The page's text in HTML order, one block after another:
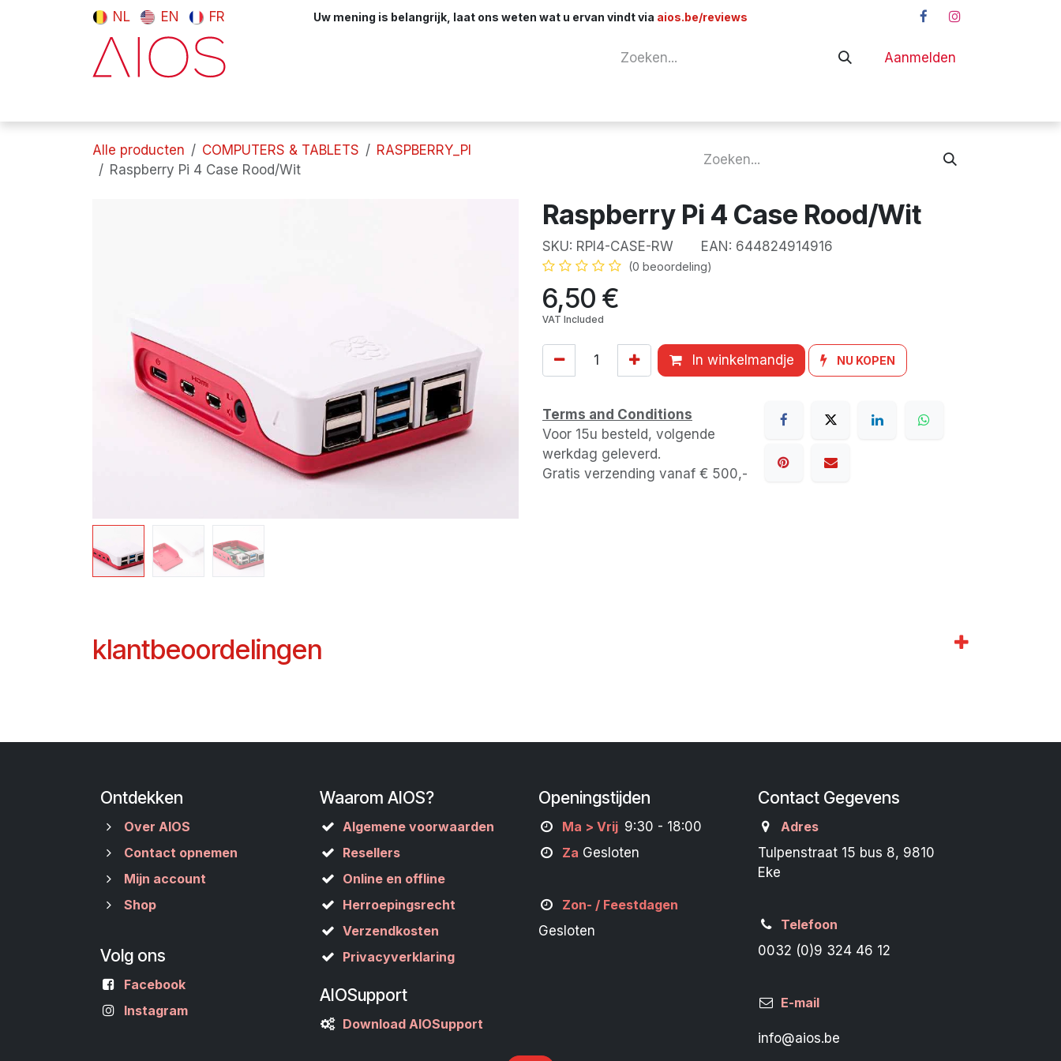
Overslaan naar inhoud
NL EN FR Uw mening is belangrijk, laat ons weten wat u ervan vindt via aios.be/reviews
Aanmelden
Alle producten COMPUTERS & TABLETS
RASPBERRY_PI
Raspberry Pi 4 Case Rood/Wit
Raspberry Pi 4 Case Rood/Wit
SKU: RPI4-CASE-RW EAN: 644824914916
(0 beoordeling)
6,50 €
VAT Included
In winkelmandje NU KOPEN
Terms and Conditions
Voor 15u besteld, volgende
werkdag geleverd.
Gratis verzending vanaf € 500,-
klantbeoordelingen
Ontdekken
Over AIOS
Contact opnemen
Mijn account
Shop
Waarom AIOS?
Algemene voorwaarden
Resellers
Online en offline
Herroepingsrecht
Verzendkosten
Privacyverklaring
Openingstijden
Ma > Vrij 9:30 - 18:00
Za Gesloten
Zon- / Feestdagen
Gesloten
Contact Gegevens
Adres
Tulpenstraat 15 bus 8, 9810
Eke
Telefoon
0032 (0)9 324 46 12
E-mail
info@aios.be
Volg ons
Facebook
Instagram
AIOSupport
Download AIOSupport